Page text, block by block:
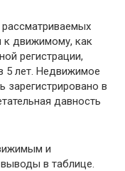
к движимому, как
регистрации,
5 лет. Недвижимое
в
давность
и
в таблице.